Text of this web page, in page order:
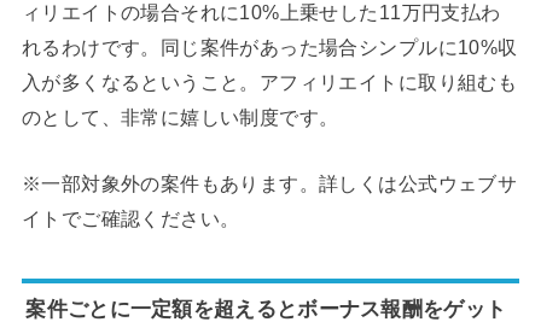
ィリエイトの場合それに10%上乗せした11万円支払わ
れるわけです。同じ案件があった場合シンプルに10%収
入が多くなるということ。アフィリエイトに取り組むも
のとして、非常に嬉しい制度です。
※一部対象外の案件もあります。詳しくは公式ウェブサ
イトでご確認ください。
案件ごとに一定額を超えるとボーナス報酬をゲット